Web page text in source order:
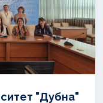
"Дубна"